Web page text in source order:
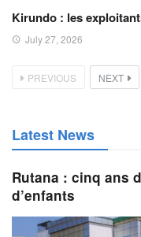
Kirundo : les
July 27, 2026
PREVIOUS NEXT
Latest News
Rutana : cinq ans
d’enfants